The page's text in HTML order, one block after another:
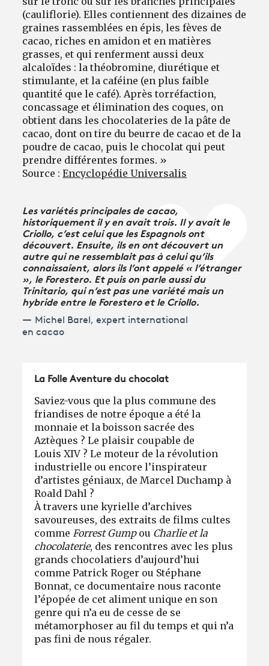
(cauliflorie). Elles contiennent des dizaines de
graines rassemblées en épis, les fèves de
cacao, riches en amidon et en matières
grasses, et qui renferment aussi deux
alcaloïdes : la théobromine, diurétique et
stimulante, et la caféine (en plus faible
quantité que le café). Après torréfaction,
concassage et élimination des coques, on
obtient dans les chocolateries de la pâte de
cacao, dont on tire du beurre de cacao et de la
poudre de cacao, puis le chocolat qui peut
prendre différentes formes. »
Source :Encyclopédie Universalis
Les variétés principales de cacao,
historiquement il y en avait trois. Il y avait le
Criollo, c’est celui que les Espagnols ont
découvert. Ensuite, ils en ont découvert un
autre qui ne ressemblait pas à celui qu’ils
connaissaient, alors ils l’ont appelé « l’étranger
», le Forestero. Et puis on parle aussi du
Trinitario, qui n’est pas une variété mais un
hybride entre le Forestero et le Criollo.
Michel Barel, expert international
en cacao
La Folle Aventure du chocolat
Saviez-vous que la plus commune des
friandises de notre époque a été la
monnaie et la boisson sacrée des
Aztèques ? Le plaisir coupable de
Louis XIV ? Le moteur de la révolution
industrielle ou encore l’inspirateur
d’artistes géniaux, de Marcel Duchamp à
Roald Dahl ?
À travers une kyrielle d’archives
savoureuses, des extraits de films cultes
commeForrest Gump ou Charlie et la
chocolaterie, des rencontres avec les plus
grands chocolatiers d’aujourd’hui
comme Patrick Roger ou Stéphane
Bonnat, ce documentaire nous raconte
l’épopée de cet aliment unique en son
genre qui n’a eu de cesse de se
métamorphoser au fil du temps et qui n’a
pas fini de nous régaler.